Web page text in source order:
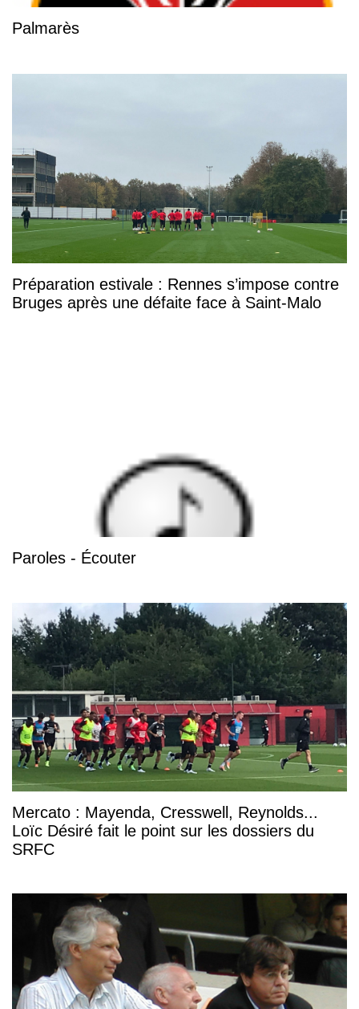
Palmarès
Préparation estivale : Rennes s’impose contre
Bruges après une défaite face à Saint-Malo
Paroles - Écouter
Mercato : Mayenda, Cresswell, Reynolds...
Loïc Désiré fait le point sur les dossiers du
SRFC